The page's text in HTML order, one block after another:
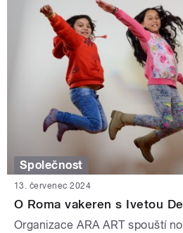
Společnost
13. červenec 2024
O Roma vakeren s Ivetou
Organizace ARA ART spouští